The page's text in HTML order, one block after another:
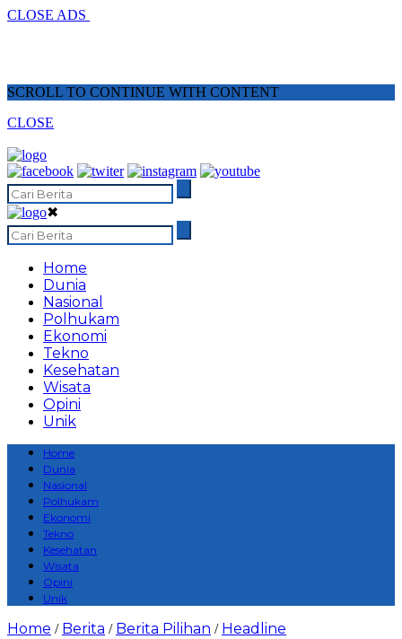
CLOSE ADS
SCROLL TO CONTINUE WITH CONTENT
CLOSE
✖
Home
Dunia
Nasional
Polhukam
Ekonomi
Tekno
Kesehatan
Wisata
Opini
Unik
Home
Dunia
Nasional
Polhukam
Ekonomi
Tekno
Kesehatan
Wisata
Opini
Unik
Home / Berita / Berita Pilihan / Headline